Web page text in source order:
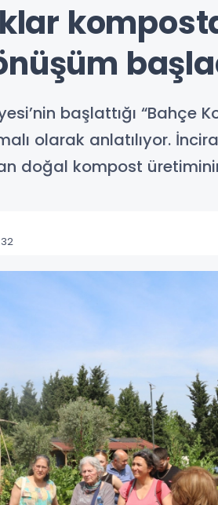
başlattığı
olarak anlatılıyor.
doğal kompost